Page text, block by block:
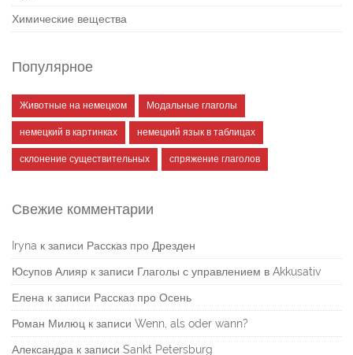
Химические вещества
Популярное
Животные на немецком Модальные глаголы
немецкий в картинках немецкий язык в таблицах
склонение существительных спряжение глаголов
Свежие комментарии
Iryna к записи Рассказ про Дрезден
Юсупов Алияр к записи Глаголы с управлением в Akkusativ
Елена к записи Рассказ про Осень
Роман Милюц к записи Wenn, als oder wann?
Александра к записи Sankt Petersburg